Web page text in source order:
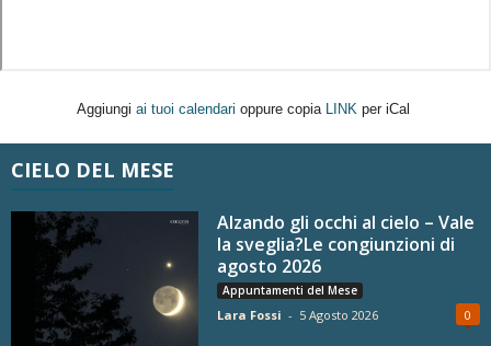
Aggiungi ai tuoi calendari oppure copia LINK per iCal
CIELO DEL MESE
Alzando gli occhi al cielo – Vale
la sveglia?Le congiunzioni di
agosto 2026
Appuntamenti del Mese
Lara Fossi - 5 Agosto 2026 0